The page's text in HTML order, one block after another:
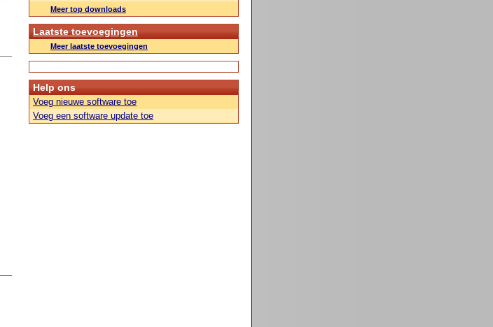
Meer top downloads
Laatste toevoegingen
Meer laatste toevoegingen
Help ons
Voeg nieuwe software toe
Voeg een software update toe